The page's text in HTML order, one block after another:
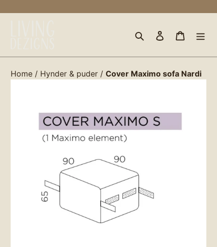
Søg Log ind
Home / Hynder & puder / Cover Maximo sofa Nardi